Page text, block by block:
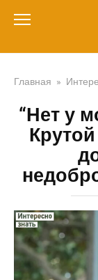
Главная »
“Нет у